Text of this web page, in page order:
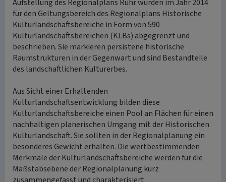
Aufstellung des Regionalplans Ruhr wurden im Jahr 2014
für den Geltungsbereich des Regionalplans Historische
Kulturlandschaftsbereiche in Form von 590
Kulturlandschaftsbereichen (KLBs) abgegrenzt und
beschrieben. Sie markieren persistene historische
Raumstrukturen in der Gegenwart und sind Bestandteile
des landschaftlichen Kulturerbes.
Aus Sicht einer Erhaltenden
Kulturlandschaftsentwicklung bilden diese
Kulturlandschaftsbereiche einen Pool an Flächen für einen
nachhaltigen planerischen Umgang mit der Historischen
Kulturlandschaft. Sie sollten in der Regionalplanung ein
besonderes Gewicht erhalten. Die wertbestimmenden
Merkmale der Kulturlandschaftsbereiche werden für die
Maßstabsebene der Regionalplanung kurz